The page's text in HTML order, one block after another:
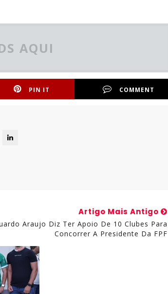
AQUI
PIN IT COMMENT
Artigo Mais Antigo
Araujo Diz Ter Apoio De 10 Clubes Para
Concorrer A Presidente Da FPF